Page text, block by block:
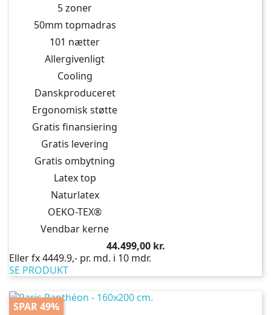
5 zoner
50mm topmadras
101 nætter
Allergivenligt
Cooling
Danskproduceret
Ergonomisk støtte
Gratis finansiering
Gratis levering
Gratis ombytning
Latex top
Naturlatex
OEKO-TEX®
Vendbar kerne
Pris
44.499,00 kr.
Eller fx 4449.9,- pr. md. i 10 mdr.
SE PRODUKT
SPAR 49%